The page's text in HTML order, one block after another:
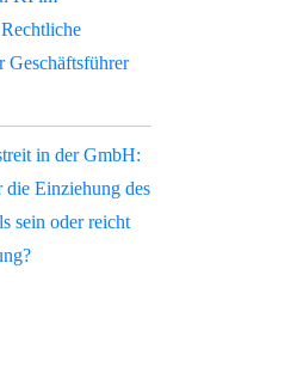
Geschäftsführer
in der GmbH:
die Einziehung des
sein oder reicht